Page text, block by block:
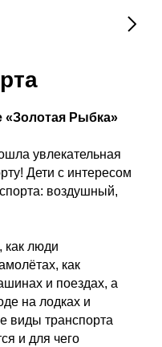
«Золотая Рыбка»
увлекательная
Дети с интересом
воздушный,
как люди
как
и поездах, а
на лодках и
виды транспорта
и для чего